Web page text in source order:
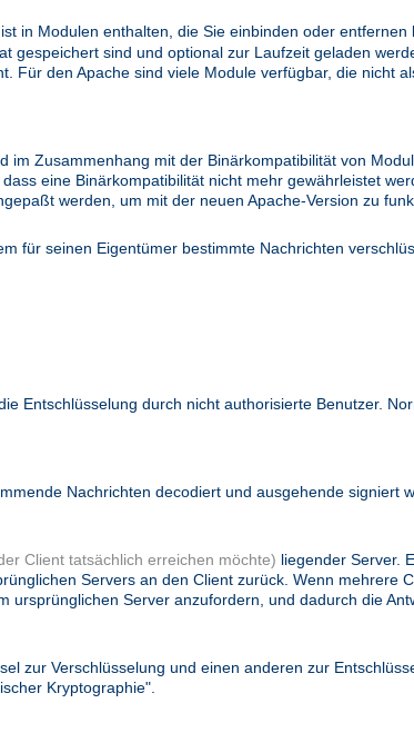
in Modulen enthalten, die Sie einbinden oder
gespeichert sind und optional zur Laufzeit geladen
Für den Apache sind viele Module verfügbar, die nicht
Zusammenhang mit der Binärkompatibilität von
eine Binärkompatibilität nicht mehr gewährleistet
werden, um mit der neuen Apache-Version zu
für seinen Eigentümer bestimmte Nachrichten
Entschlüsselung durch nicht authorisierte Benutzer.
Nachrichten decodiert und ausgehende signiert
Client tatsächlich erreichen möchte) liegender Server.
Servers an den Client zurück. Wenn mehrere
Server anzufordern, und dadurch die
zur Verschlüsselung und einen anderen zur
Kryptographie".